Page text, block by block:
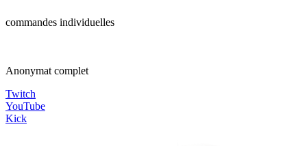
commandes individuelles
Anonymat complet
Twitch
YouTube
Kick